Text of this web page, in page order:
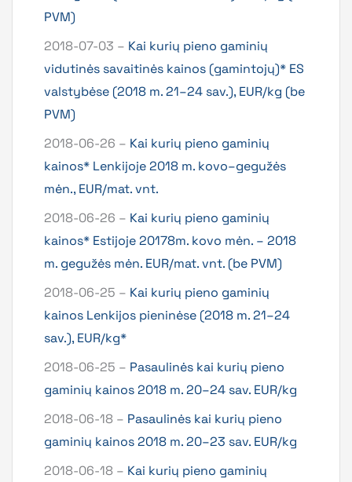
PVM)
2018-07-03 – Kai kurių pieno gaminių
vidutinės savaitinės kainos (gamintojų)* ES
valstybėse (2018 m. 21–24 sav.), EUR/kg (be
PVM)
2018-06-26 – Kai kurių pieno gaminių
kainos* Lenkijoje 2018 m. kovo–gegužės
mėn., EUR/mat. vnt.
2018-06-26 – Kai kurių pieno gaminių
kainos* Estijoje 20178m. kovo mėn. – 2018
m. gegužės mėn. EUR/mat. vnt. (be PVM)
2018-06-25 – Kai kurių pieno gaminių
kainos Lenkijos pieninėse (2018 m. 21–24
sav.), EUR/kg*
2018-06-25 – Pasaulinės kai kurių pieno
gaminių kainos 2018 m. 20–24 sav. EUR/kg
2018-06-18 – Pasaulinės kai kurių pieno
gaminių kainos 2018 m. 20–23 sav. EUR/kg
2018-06-18 – Kai kurių pieno gaminių